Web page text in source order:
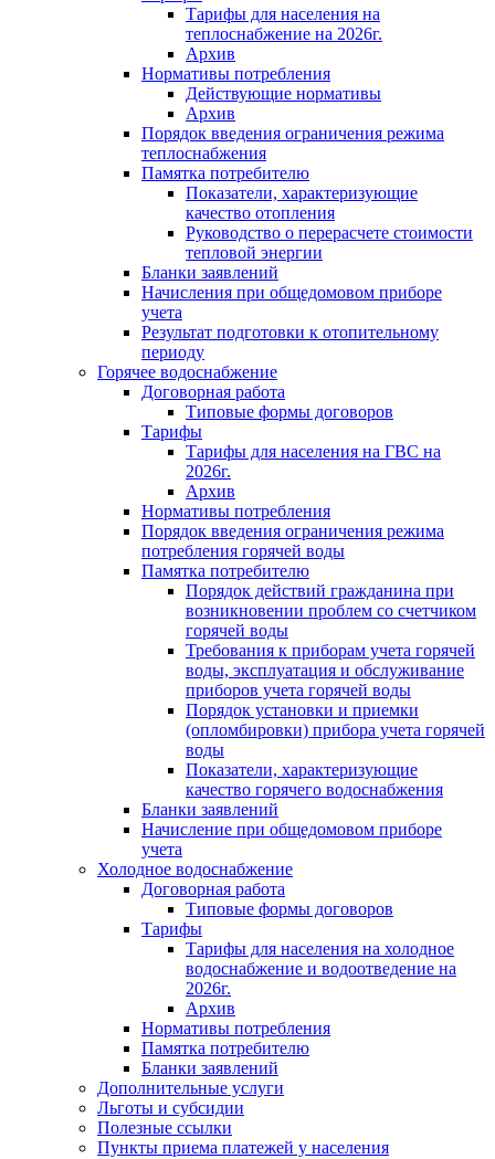
Тарифы для населения на
теплоснабжение на 2026г.
Архив
Нормативы потребления
Действующие нормативы
Архив
Порядок введения ограничения режима
теплоснабжения
Памятка потребителю
Показатели, характеризующие
качество отопления
Руководство о перерасчете стоимости
тепловой энергии
Бланки заявлений
Начисления при общедомовом приборе
учета
Результат подготовки к отопительному
периоду
Горячее водоснабжение
Договорная работа
Типовые формы договоров
Тарифы
Тарифы для населения на ГВС на
2026г.
Архив
Нормативы потребления
Порядок введения ограничения режима
потребления горячей воды
Памятка потребителю
Порядок действий гражданина при
возникновении проблем со счетчиком
горячей воды
Требования к приборам учета горячей
воды, эксплуатация и обслуживание
приборов учета горячей воды
Порядок установки и приемки
(опломбировки) прибора учета горячей
воды
Показатели, характеризующие
качество горячего водоснабжения
Бланки заявлений
Начисление при общедомовом приборе
учета
Холодное водоснабжение
Договорная работа
Типовые формы договоров
Тарифы
Тарифы для населения на холодное
водоснабжение и водоотведение на
2026г.
Архив
Нормативы потребления
Памятка потребителю
Бланки заявлений
Дополнительные услуги
Льготы и субсидии
Полезные ссылки
Пункты приема платежей у населения